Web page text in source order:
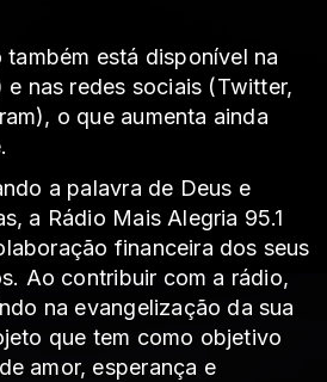
está disponível na
nas redes sociais (Twitter,
o que aumenta ainda
a palavra de Deus e
a Rádio Mais Alegria 95.1
financeira dos seus
Ao contribuir com a rádio,
na evangelização da sua
que tem como objetivo
amor, esperança e